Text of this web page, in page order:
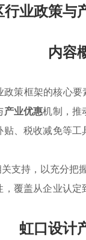
行业政策与
内容
政策框架的核心
产业优惠机制，推
、税收减免等
支持，以充分把
覆盖从企业认
虹口设计